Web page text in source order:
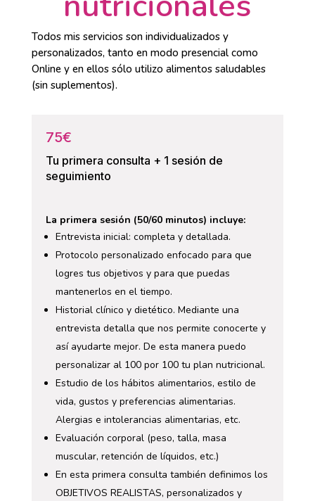
Todos mis servicios son individualizados y
personalizados, tanto en modo presencial como
Online y en ellos sólo utilizo alimentos saludables
(sin suplementos).
75€
Tu primera consulta + 1 sesión de
seguimiento
La primera sesión (50/60 minutos) incluye:
Entrevista inicial: completa y detallada.
Protocolo personalizado enfocado para que
logres tus objetivos y para que puedas
mantenerlos en el tiempo.
Historial clínico y dietético. Mediante una
entrevista detalla que nos permite conocerte y
así ayudarte mejor. De esta manera puedo
personalizar al 100 por 100 tu plan nutricional.
Estudio de los hábitos alimentarios, estilo de
vida, gustos y preferencias alimentarias.
Alergias e intolerancias alimentarias, etc.
Evaluación corporal (peso, talla, masa
muscular, retención de líquidos, etc.)
En esta primera consulta también definimos los
OBJETIVOS REALISTAS, personalizados y